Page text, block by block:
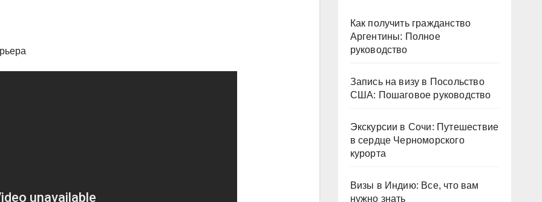
Как получить гражданство
Аргентины: Полное
руководство
Запись на визу в Посольство
США: Пошаговое руководство
Экскурсии в Сочи: Путешествие
в сердце Черноморского
курорта
Визы в Индию: Все, что вам
нужно знать